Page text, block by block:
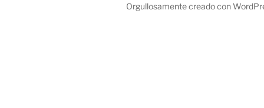
Orgullosamente creado con